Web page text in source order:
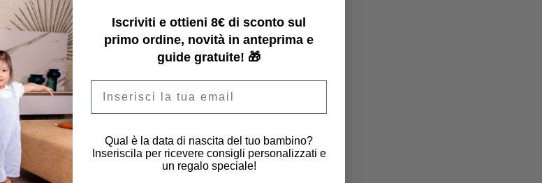
Iscriviti e ottieni 8€ di sconto sul
primo ordine, novità in anteprima e
guide gratuite! 🎁
Qual è la data di nascita del tuo bambino?
Inseriscila per ricevere consigli personalizzati e
un regalo speciale!